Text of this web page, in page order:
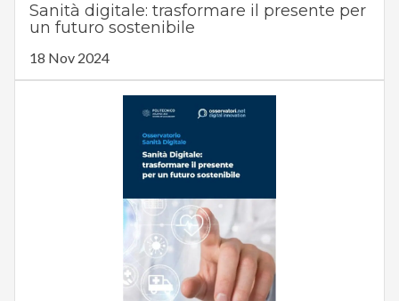
Sanità digitale: trasformare il presente per
un futuro sostenibile
18 Nov 2024